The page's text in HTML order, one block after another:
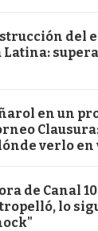
del
en un
verlo en
de Canal
lo